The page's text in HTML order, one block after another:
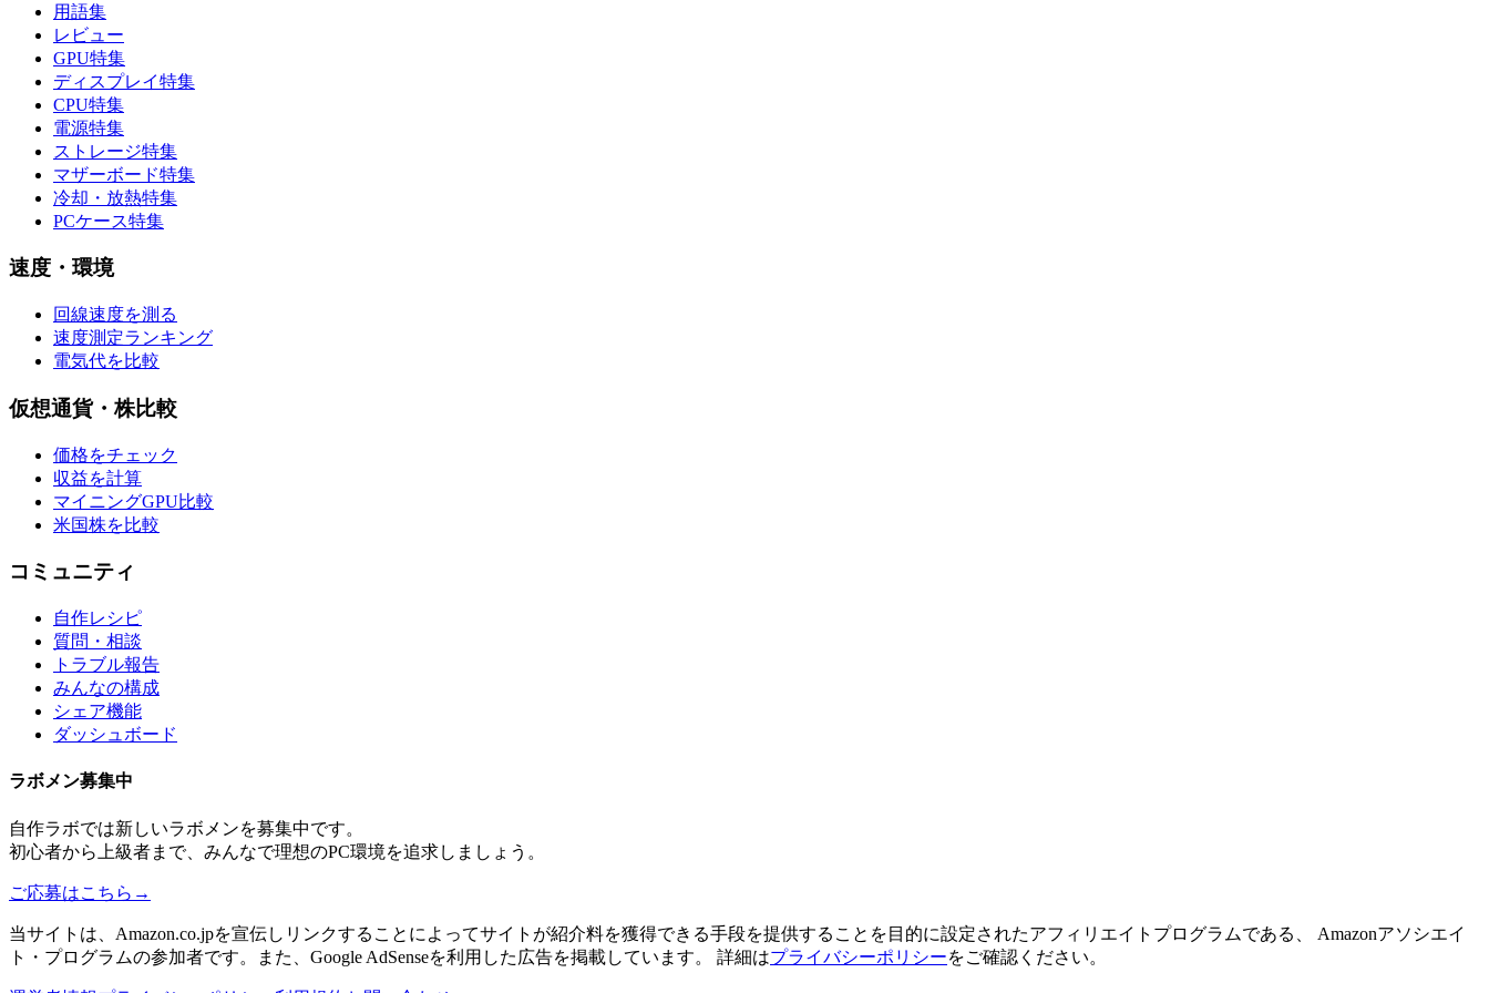
用語集
レビュー
GPU特集
ディスプレイ特集
CPU特集
電源特集
ストレージ特集
マザーボード特集
冷却・放熱特集
PCケース特集
速度・環境
回線速度を測る
速度測定ランキング
電気代を比較
仮想通貨・株比較
価格をチェック
収益を計算
マイニングGPU比較
米国株を比較
コミュニティ
自作レシピ
質問・相談
トラブル報告
みんなの構成
シェア機能
ダッシュボード
ラボメン募集中
自作ラボでは新しいラボメンを募集中です。
初心者から上級者まで、みんなで理想のPC環境を追求しましょう。
ご応募はこちら →
当サイトは、Amazon.co.jpを宣伝しリンクすることによってサイトが紹介料を獲得できる手段を提供することを目的に設定されたアフィリエイトプログラムである、 Amazonアソシエイ
ト・プログラムの参加者です。また、Google AdSenseを利用した広告を掲載しています。 詳細はプライバシーポリシーをご確認ください。